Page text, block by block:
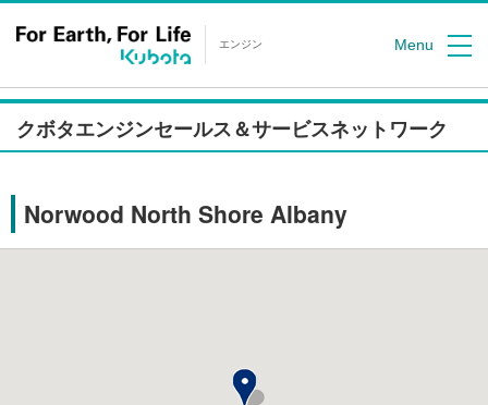
エンジン Menu
クボタエンジンセールス＆サービスネットワーク
Norwood North Shore Albany